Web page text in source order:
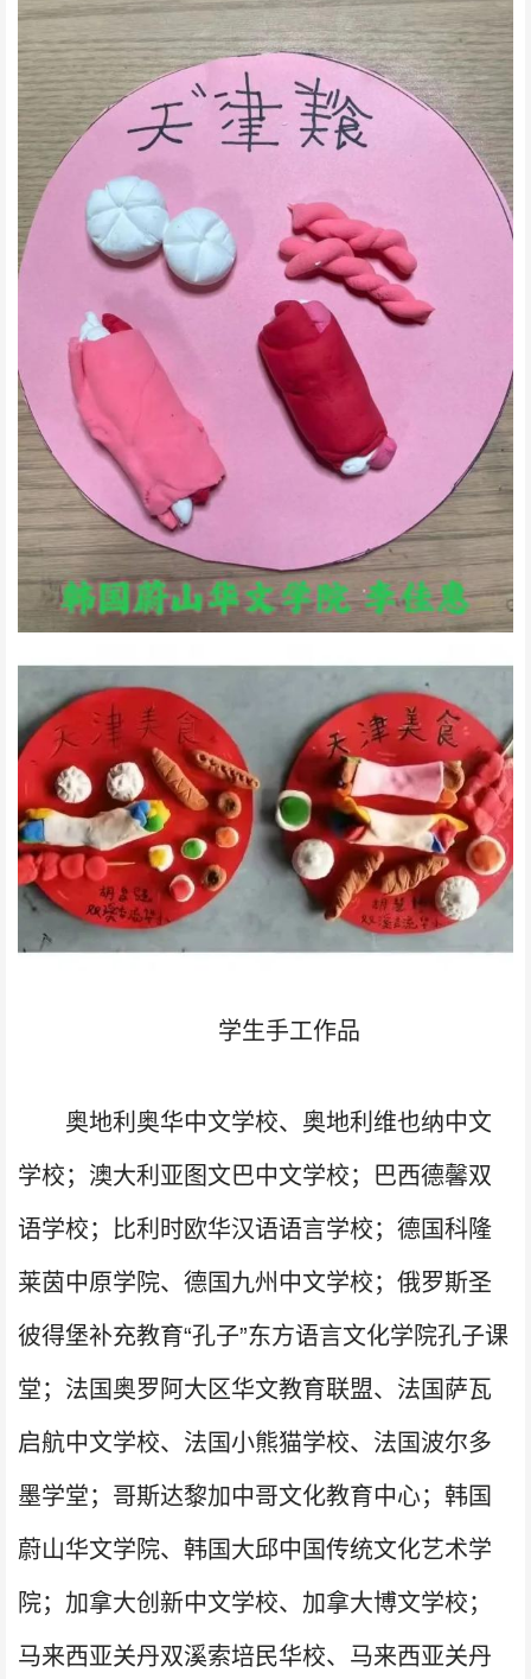
学生手工作品
奥地利奥华中文学校、奥地利维也纳中文
学校；澳大利亚图文巴中文学校；巴西德馨双
语学校；比利时欧华汉语语言学校；德国科隆
莱茵中原学院、德国九州中文学校；俄罗斯圣
彼得堡补充教育“孔子”东方语言文化学院孔子课
堂；法国奥罗阿大区华文教育联盟、法国萨瓦
启航中文学校、法国小熊猫学校、法国波尔多
墨学堂；哥斯达黎加中哥文化教育中心；韩国
蔚山华文学院、韩国大邱中国传统文化艺术学
院；加拿大创新中文学校、加拿大博文学校；
马来西亚关丹双溪索培民华校、马来西亚关丹